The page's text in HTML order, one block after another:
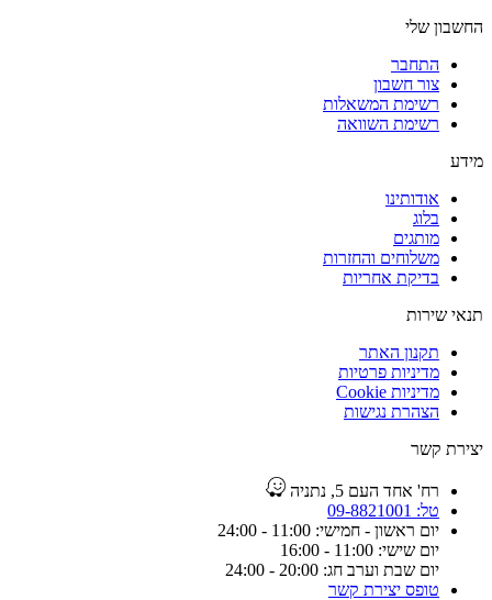
החשבון שלי
התחבר
צור חשבון
רשימת המשאלות
רשימת השוואה
מידע
אודותינו
בלוג
מותגים
משלוחים והחזרות
בדיקת אחריות
תנאי שירות
תקנון האתר
מדיניות פרטיות
מדיניות Cookie
הצהרת נגישות
יצירת קשר
רח' אחד העם 5, נתניה
טל: 09-8821001
יום ראשון - חמישי: 11:00 - 24:00
יום שישי: 11:00 - 16:00
יום שבת וערב חג: 20:00 - 24:00
טופס יצירת קשר